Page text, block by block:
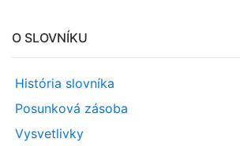
O SLOVNÍKU
História slovníka
Posunková zásoba
Vysvetlivky